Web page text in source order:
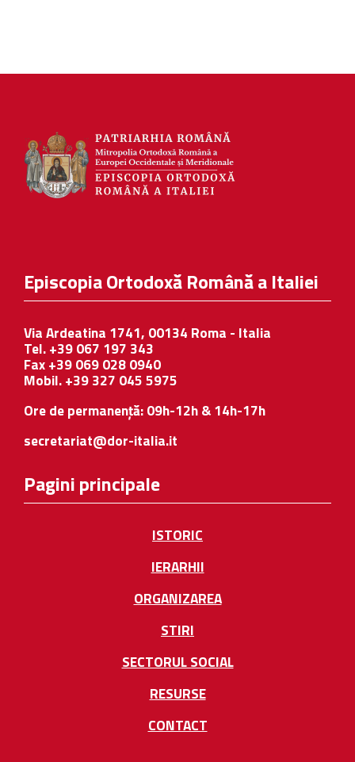
Episcopia Ortodoxă Română a Italiei
Via Ardeatina 1741, 00134 Roma - Italia
Tel. +39 067 197 343
Fax +39 069 028 0940
Mobil. +39 327 045 5975
Ore de permanență: 09h-12h & 14h-17h
secretariat@dor-italia.it
Pagini principale
ISTORIC
IERARHII
ORGANIZAREA
STIRI
SECTORUL SOCIAL
RESURSE
CONTACT